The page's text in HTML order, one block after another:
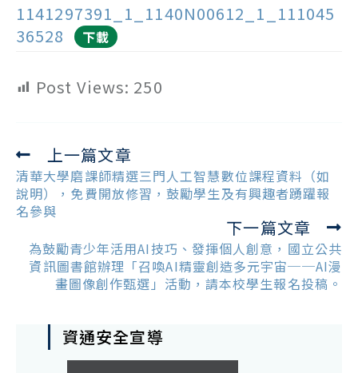
1141297391_1_1140N00612_1_111045
36528
下載
Post Views: 250
Read
more
articles
上一篇文章
清華大學磨課師精選三門人工智慧數位課程資料（如
說明），免費開放修習，鼓勵學生及有興趣者踴躍報
名參與
下一篇文章
為鼓勵青少年活用AI技巧、發揮個人創意，國立公共
資訊圖書館辦理「召喚AI精靈創造多元宇宙──AI漫
畫圖像創作甄選」活動，請本校學生報名投稿。
資通安全宣導